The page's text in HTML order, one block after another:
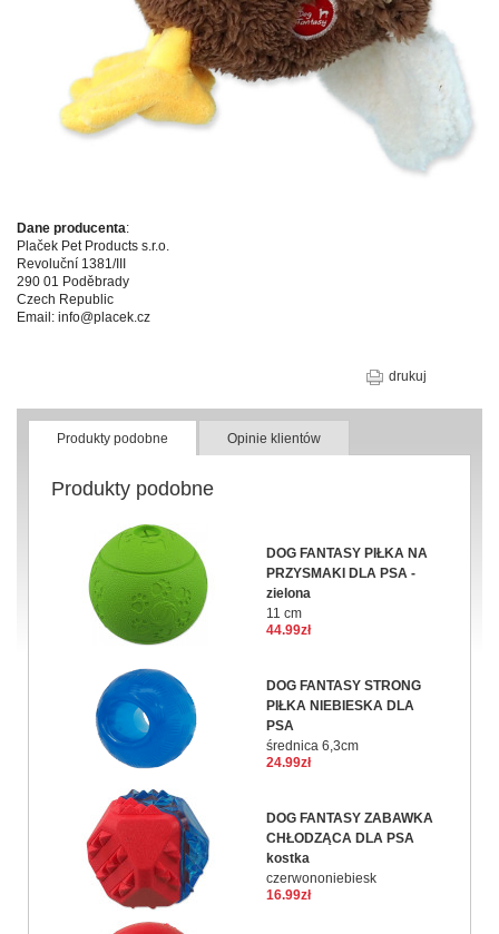
Dane producenta:
Plaček Pet Products s.r.o.
Revoluční 1381/III
290 01 Poděbrady
Czech Republic
Email: info@placek.cz
drukuj
Produkty podobne Opinie klientów
Produkty podobne
DOG FANTASY PIŁKA NA
PRZYSMAKI DLA PSA -
zielona
11 cm
44.99zł
DOG FANTASY STRONG
PIŁKA NIEBIESKA DLA
PSA
średnica 6,3cm
24.99zł
DOG FANTASY ZABAWKA
CHŁODZĄCA DLA PSA
kostka
czerwononiebiesk
16.99zł